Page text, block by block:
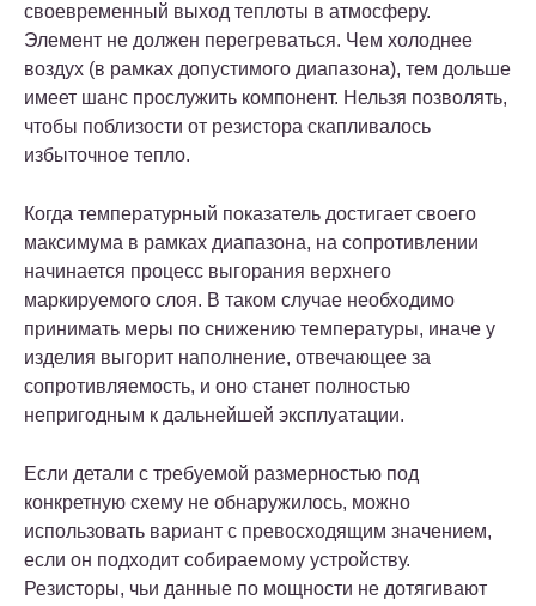
своевременный выход теплоты в атмосферу.
Элемент не должен перегреваться. Чем холоднее
воздух (в рамках допустимого диапазона), тем дольше
имеет шанс прослужить компонент. Нельзя позволять,
чтобы поблизости от резистора скапливалось
избыточное тепло.
Когда температурный показатель достигает своего
максимума в рамках диапазона, на сопротивлении
начинается процесс выгорания верхнего
маркируемого слоя. В таком случае необходимо
принимать меры по снижению температуры, иначе у
изделия выгорит наполнение, отвечающее за
сопротивляемость, и оно станет полностью
непригодным к дальнейшей эксплуатации.
Если детали с требуемой размерностью под
конкретную схему не обнаружилось, можно
использовать вариант с превосходящим значением,
если он подходит собираемому устройству.
Резисторы, чьи данные по мощности не дотягивают